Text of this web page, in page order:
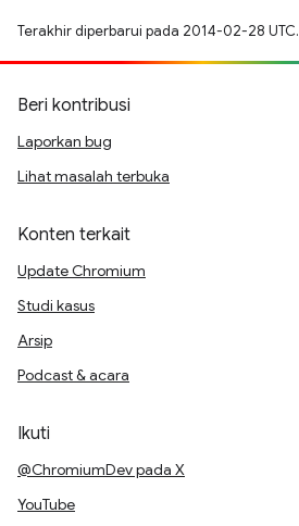
Terakhir diperbarui pada 2014-02-28 UTC.
Beri kontribusi
Laporkan bug
Lihat masalah terbuka
Konten terkait
Update Chromium
Studi kasus
Arsip
Podcast & acara
Ikuti
@ChromiumDev pada X
YouTube